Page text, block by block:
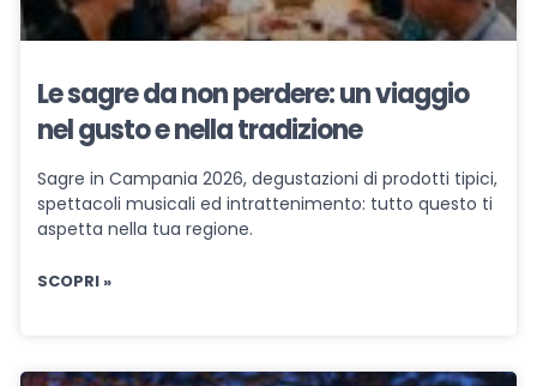
Le sagre da non perdere: un viaggio
nel gusto e nella tradizione
Sagre in Campania 2026, degustazioni di prodotti tipici,
spettacoli musicali ed intrattenimento: tutto questo ti
aspetta nella tua regione.
SCOPRI »